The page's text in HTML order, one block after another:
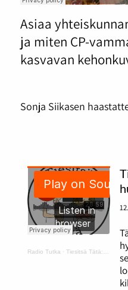
Asiaa
ja miten CP-
kasvavan
Sonja Siikasen
Radio Tutka ·Tiesitsä Tätä: hyvä ja huono tuuri